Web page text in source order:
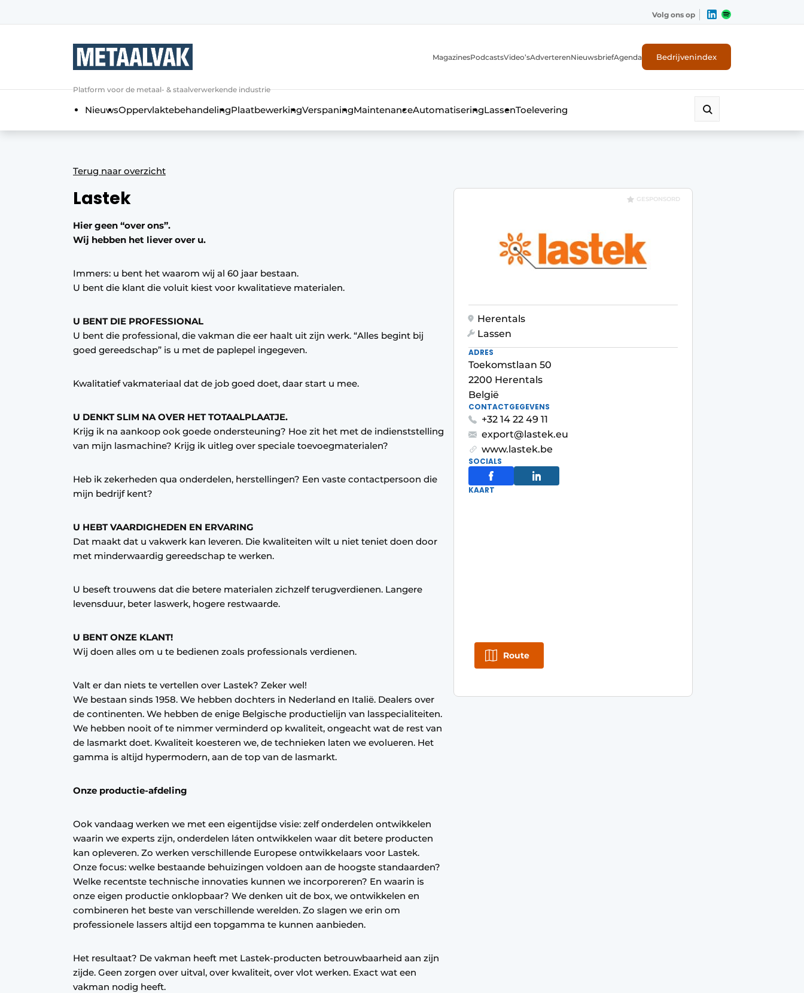
Algemene voorwaarden
Direct contact
Meest gelezen
Nieuwsbrief
Podcasts
Vacature aanmelden
Video’s
Volg ons op
Platform voor de metaal- & staalverwerkende industrie
MagazinesPodcastsVideo’sAdverterenNieuwsbriefAgenda Bedrijvenindex
NieuwsOppervlaktebehandelingPlaatbewerkingVerspaningMaintenanceAutomatiseringLassenToelevering
Terug naar overzicht
Lastek
Hier geen “over ons”.
Wij hebben het liever over u.
Immers: u bent het waarom wij al 60 jaar bestaan.
U bent die klant die voluit kiest voor kwalitatieve materialen.
U BENT DIE PROFESSIONAL
U bent die professional, die vakman die eer haalt uit zijn werk. “Alles begint bij
goed gereedschap” is u met de paplepel ingegeven.
Kwalitatief vakmateriaal dat de job goed doet, daar start u mee.
U DENKT SLIM NA OVER HET TOTAALPLAATJE.
Krijg ik na aankoop ook goede ondersteuning? Hoe zit het met de indienststelling
van mijn lasmachine? Krijg ik uitleg over speciale toevoegmaterialen?
Heb ik zekerheden qua onderdelen, herstellingen? Een vaste contactpersoon die
mijn bedrijf kent?
U HEBT VAARDIGHEDEN EN ERVARING
Dat maakt dat u vakwerk kan leveren. Die kwaliteiten wilt u niet teniet doen door
met minderwaardig gereedschap te werken.
U beseft trouwens dat die betere materialen zichzelf terugverdienen. Langere
levensduur, beter laswerk, hogere restwaarde.
U BENT ONZE KLANT!
Wij doen alles om u te bedienen zoals professionals verdienen.
Valt er dan niets te vertellen over Lastek? Zeker wel!
We bestaan sinds 1958. We hebben dochters in Nederland en Italië. Dealers over
de continenten. We hebben de enige Belgische productielijn van lasspecialiteiten.
We hebben nooit of te nimmer verminderd op kwaliteit, ongeacht wat de rest van
de lasmarkt doet. Kwaliteit koesteren we, de technieken laten we evolueren. Het
gamma is altijd hypermodern, aan de top van de lasmarkt.
Onze productie-afdeling
Ook vandaag werken we met een eigentijdse visie: zelf onderdelen ontwikkelen
waarin we experts zijn, onderdelen láten ontwikkelen waar dit betere producten
kan opleveren. Zo werken verschillende Europese ontwikkelaars voor Lastek.
Onze focus: welke bestaande behuizingen voldoen aan de hoogste standaarden?
Welke recentste technische innovaties kunnen we incorporeren? En waarin is
onze eigen productie onklopbaar? We denken uit de box, we ontwikkelen en
combineren het beste van verschillende werelden. Zo slagen we erin om
professionele lassers altijd een topgamma te kunnen aanbieden.
Het resultaat? De vakman heeft met Lastek-producten betrouwbaarheid aan zijn
zijde. Geen zorgen over uitval, over kwaliteit, over vlot werken. Exact wat een
vakman nodig heeft.
GESPONSORD
Herentals
Lassen
ADRES
Toekomstlaan 50
2200 Herentals
België
CONTACTGEGEVENS
+32 14 22 49 11
export@lastek.eu
www.lastek.be
SOCIALS
KAART
Route